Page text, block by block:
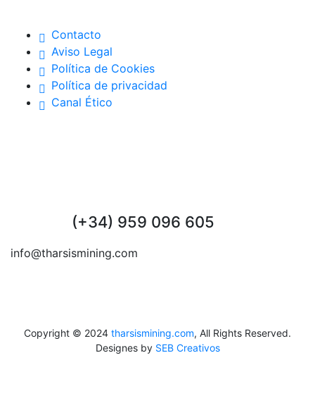
Contacto
Aviso Legal
Política de Cookies
Política de privacidad
Canal Ético
(+34) 959 096 605
info@tharsismining.com
Copyright © 2024 tharsismining.com, All Rights Reserved.
Designes by SEB Creativos